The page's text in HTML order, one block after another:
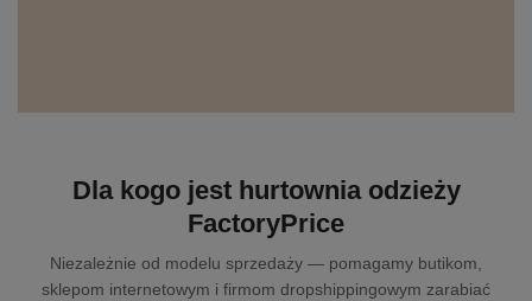
Dla kogo jest hurtownia odzieży
FactoryPrice
Niezależnie od modelu sprzedaży — pomagamy butikom,
sklepom internetowym i firmom dropshippingowym zarabiać